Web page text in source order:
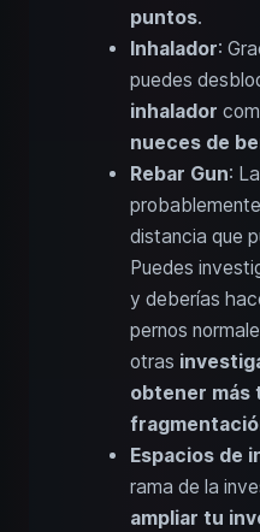
puntos.
Inhalador:
puedes
inhalador
nueces de
Rebar Gun: La
distancia que
Puedes
y deberías
pernos
otras
obtener más
Espacios de
rama de la
ampliar tu